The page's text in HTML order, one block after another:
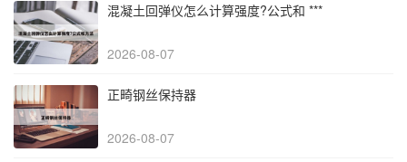
混凝土回弹仪怎么计算强度?公式和 ***
2026-08-07
正畸钢丝保持器
2026-08-07